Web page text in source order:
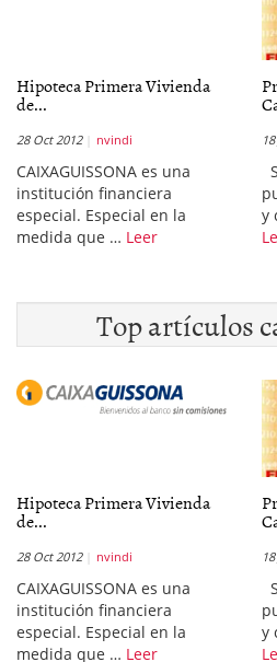
Hipoteca Primera Vivienda
de...
28 Oct 2012 nvindi
CAIXAGUISSONA es una
institución financiera
especial. Especial en la
medida que … Leer
y
Top artículos
Hipoteca Primera Vivienda
de...
28 Oct 2012 nvindi
CAIXAGUISSONA es una
institución financiera
especial. Especial en la
medida que … Leer
y